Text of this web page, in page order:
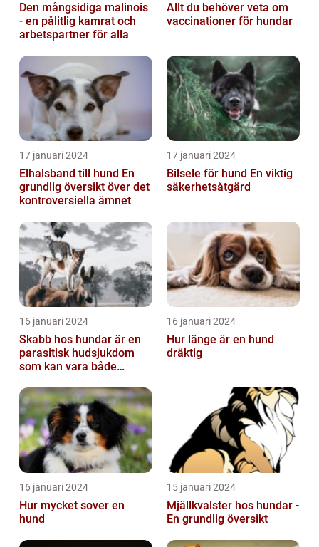
Den mångsidiga malinois
- en pålitlig kamrat och
arbetspartner för alla
Allt du behöver veta om
vaccinationer för hundar
17 januari 2024
Elhalsband till hund En
grundlig översikt över det
kontroversiella ämnet
17 januari 2024
Bilsele för hund En viktig
säkerhetsåtgärd
16 januari 2024
Skabb hos hundar är en
parasitisk hudsjukdom
som kan vara både
för våra fy...
16 januari 2024
Hur länge är en hund
dräktig
16 januari 2024
Hur mycket sover en
hund
15 januari 2024
Mjällkvalster hos hundar -
En grundlig översikt